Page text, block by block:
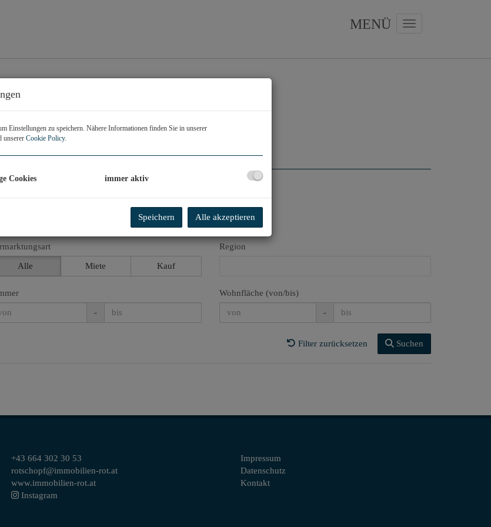
Navigation anzeigen
Alle Miete Kauf
Region
-
Wohnfläche (von/bis)
-
Filter zurücksetzen Suchen
+43 664 302 30 53
rotschopf@immobilien-rot.at
www.immobilien-rot.at
Instagram
Impressum
Datenschutz
Kontakt
Einstellungen zu speichern. Nähere Informationen finden Sie in unserer
unserer Cookie Policy.
Cookies immer aktiv
Speichern Alle akzeptieren